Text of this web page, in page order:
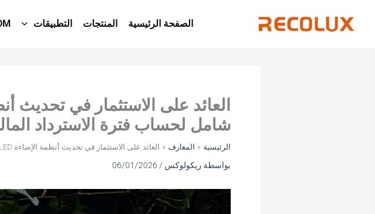
المحتوى
الصفحة الرئيسية المنتجات التطبيقات
شامل لحساب فترة الاسترداد
الرئيسية المعارف العائد على الاستثمار في تحديث أنظمة الإضاءة LED وتوفير الطاقة: دليل شامل لحساب فترة الاسترداد المالي لمديري المرافق
بواسطة ريكولوكس /
06/01/2026